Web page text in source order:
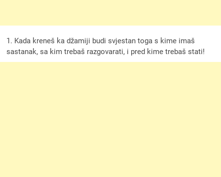
1. Kada kreneš ka džamiji budi svjestan toga s kime imaš
sastanak, sa kim trebaš razgovarati, i pred kime trebaš stati!